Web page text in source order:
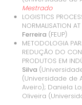
Mestrado
LOGISTICS
NORMALISATION
Ferreira (FEUP)
METODOLOGIA
REDUÇÃO DO
PRODUTOS EM
Silva
(Universidade de
Aveiro); Daniela
Oliveira